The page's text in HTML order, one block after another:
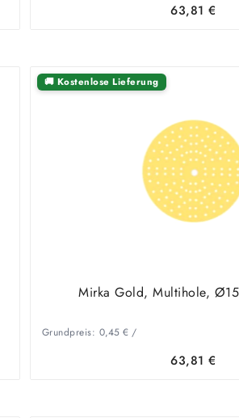
63,81€
🚚 Kostenlose Lieferung
Mirka Gold, Multihole,
Grundpreis: 0,45 €/
63,81€